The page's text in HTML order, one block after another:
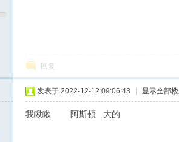
回复
发表于 2022-12-12 09:06:43 显示全部
我瞅瞅 阿斯顿 大的